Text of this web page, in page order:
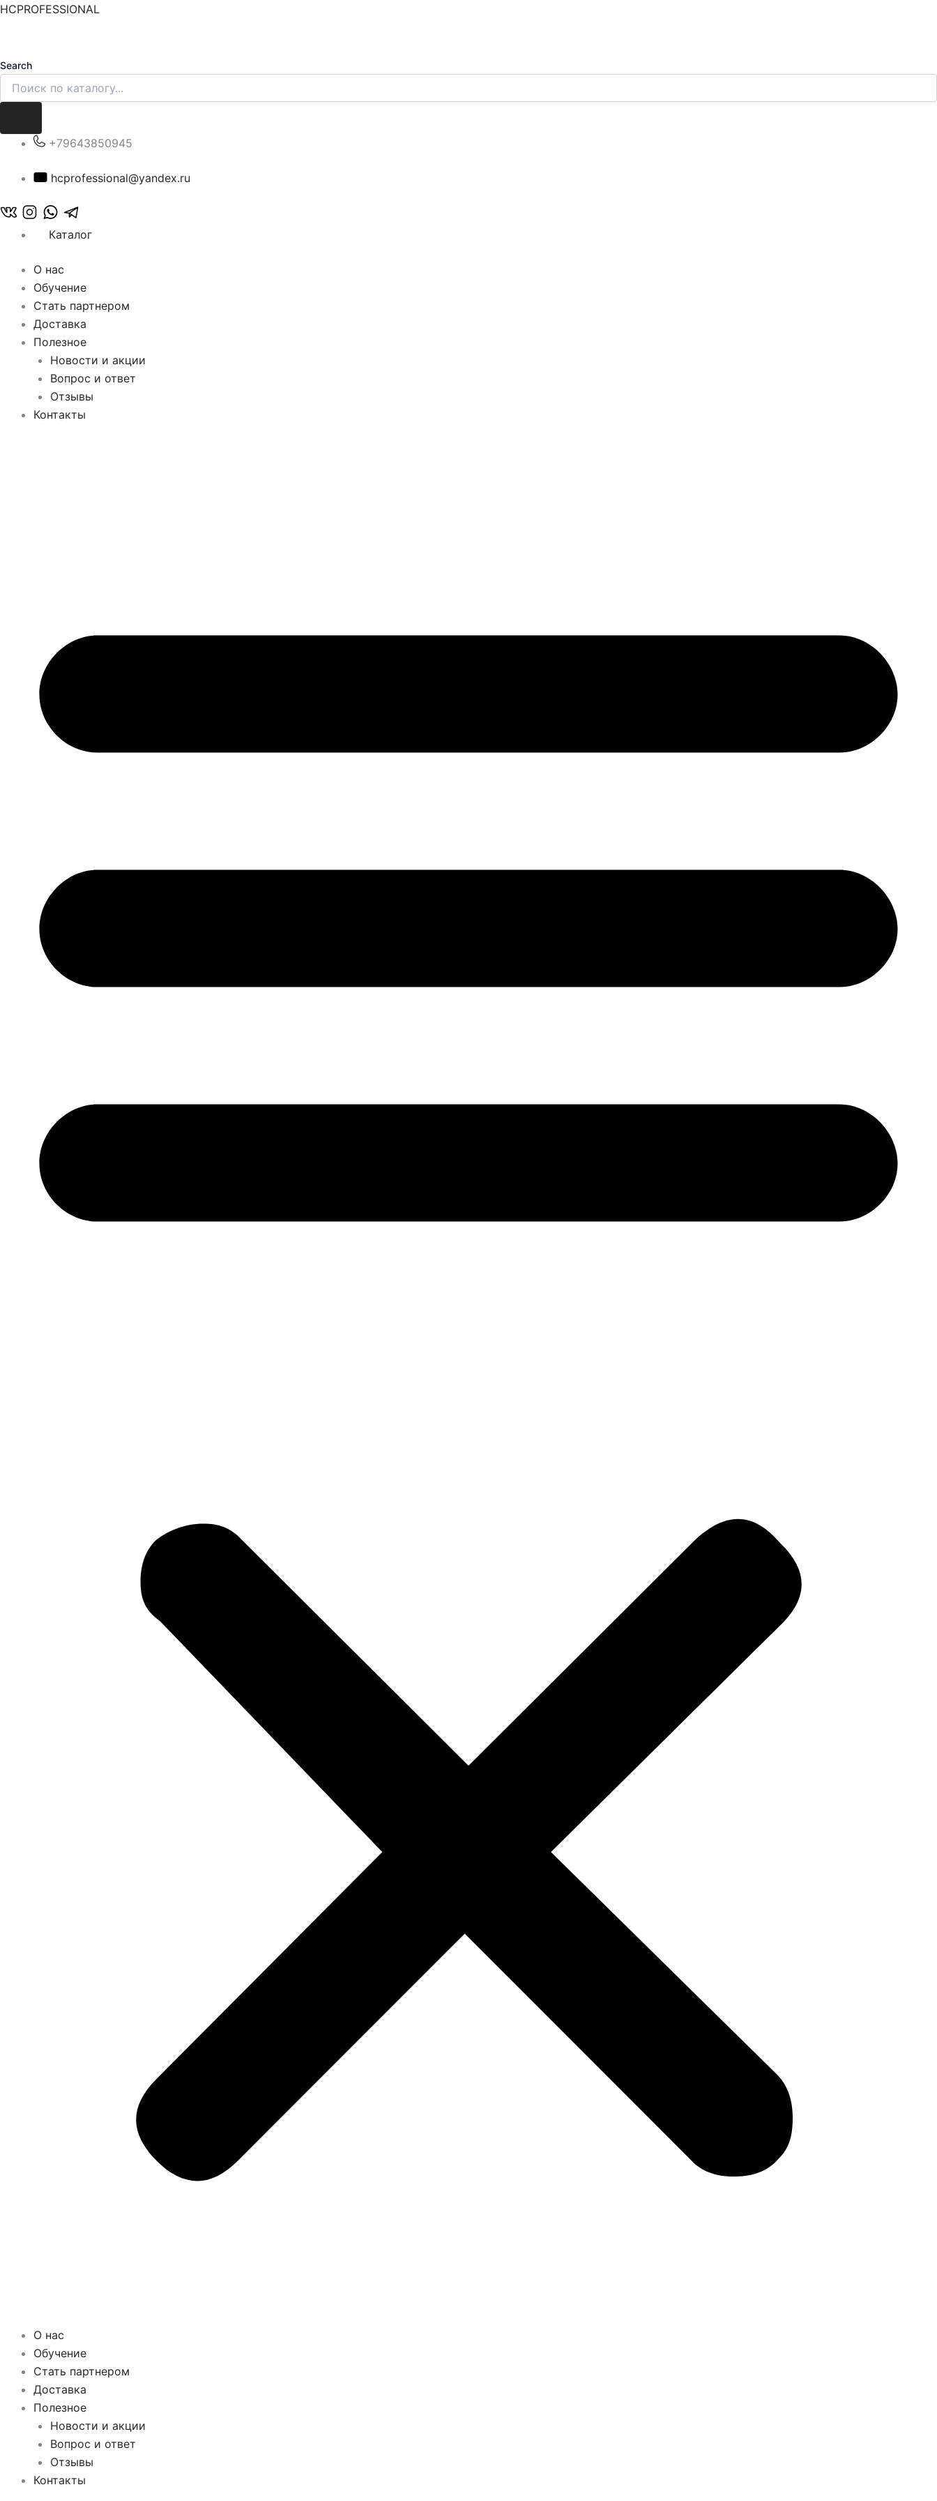
Перейти
HCPROFESSIONAL
Search
+79643850945
hcprofessional@yandex.ru
Каталог
О нас
Обучение
Стать партнером
Доставка
Полезное
Новости и акции
Вопрос и ответ
Отзывы
Контакты
О нас
Обучение
Стать партнером
Доставка
Полезное
Новости и акции
Вопрос и ответ
Отзывы
Контакты